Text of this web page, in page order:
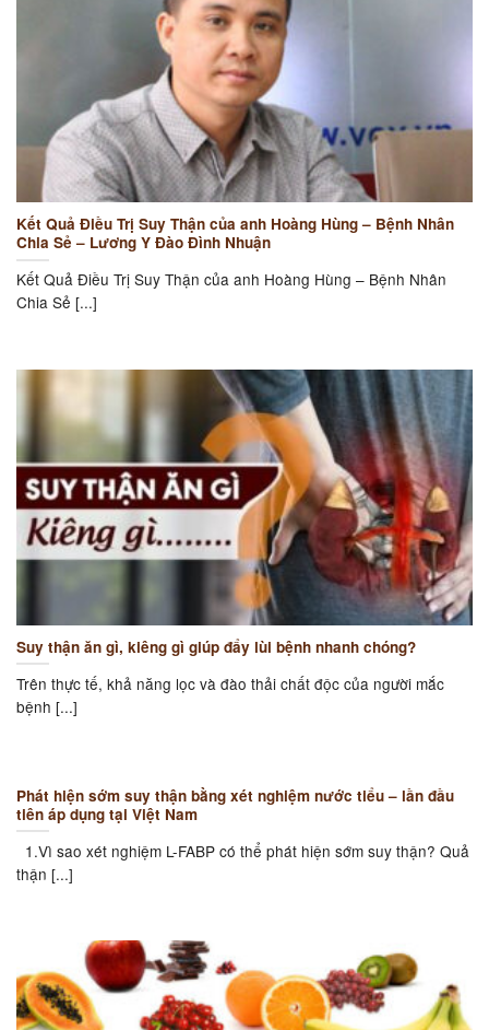
Kết Quả Điều Trị Suy Thận của anh Hoàng Hùng – Bệnh Nhân
Chia Sẻ – Lương Y Đào Đình Nhuận
Kết Quả Điều Trị Suy Thận của anh Hoàng Hùng – Bệnh Nhân
Chia Sẻ [...]
Suy thận ăn gì, kiêng gì giúp đẩy lùi bệnh nhanh chóng?
Trên thực tế, khả năng lọc và đào thải chất độc của người mắc
bệnh [...]
Phát hiện sớm suy thận bằng xét nghiệm nước tiểu – lần đầu
tiên áp dụng tại Việt Nam
1.Vì sao xét nghiệm L-FABP có thể phát hiện sớm suy thận? Quả
thận [...]